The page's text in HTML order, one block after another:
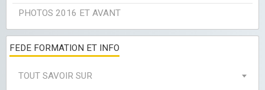
PHOTOS 2016 ET AVANT
FEDE FORMATION ET INFO
TOUT SAVOIR SUR